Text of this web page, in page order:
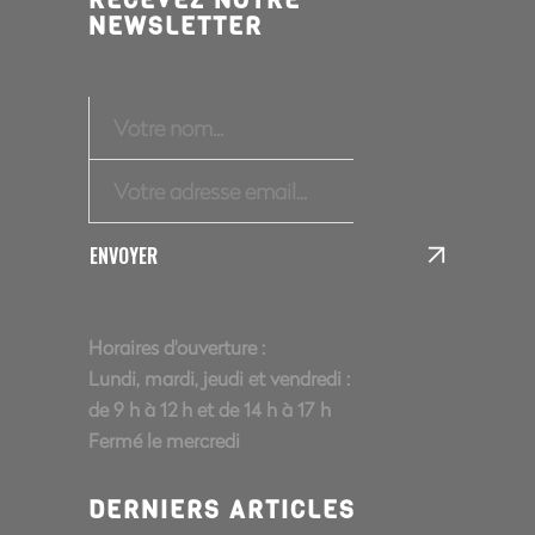
NEWSLETTER
ENVOYER
Horaires d'ouverture :
Lundi, mardi, jeudi et vendredi :
de 9 h à 12 h et de 14 h à 17 h
Fermé le mercredi
DERNIERS ARTICLES